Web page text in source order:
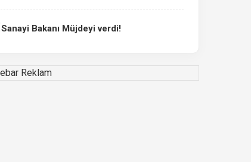
Sanayi Bakanı Müjdeyi verdi!